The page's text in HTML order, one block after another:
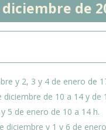
diciembre de
y 2, 3 y 4 de enero de
diciembre de 10 a 14 y de
5 de enero de 10 a 14 h.
diciembre y 1 y 6 de